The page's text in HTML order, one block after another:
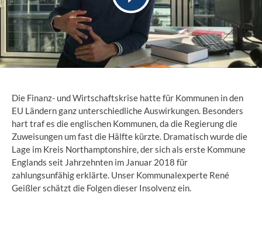
Die Finanz- und Wirtschaftskrise hatte für Kommunen in den
EU Ländern ganz unterschiedliche Auswirkungen. Besonders
hart traf es die englischen Kommunen, da die Regierung die
Zuweisungen um fast die Hälfte kürzte. Dramatisch wurde die
Lage im Kreis Northamptonshire, der sich als erste Kommune
Englands seit Jahrzehnten im Januar 2018 für
zahlungsunfähig erklärte. Unser Kommunalexperte René
Geißler schätzt die Folgen dieser Insolvenz ein.